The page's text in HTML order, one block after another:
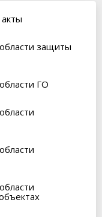
защиты
ГО